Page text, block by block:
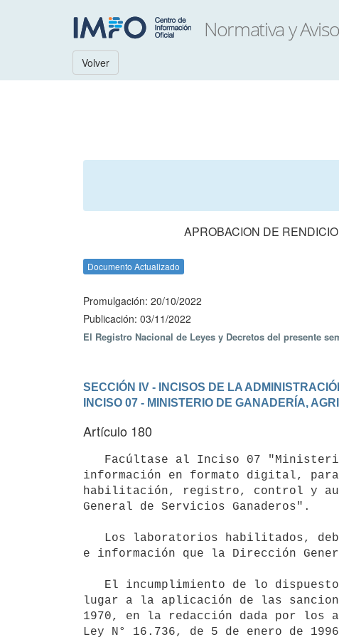
Volver
APROBACION DE
Documento Actualizado
Promulgación: 20/10/2022
Publicación: 03/11/2022
El Registro Nacional de Leyes y Decretos del presente
SECCIÓN IV - INCISOS DE LA
INCISO 07 - MINISTERIO DE GANADERÍA,
Artículo 180
información en formato digital,
habilitación, registro, control y
General de Servicios Ganaderos".
e información que la Dirección
lugar a la aplicación de las
1970, en la redacción dada por los
Ley N° 16.736, de 5 de enero de